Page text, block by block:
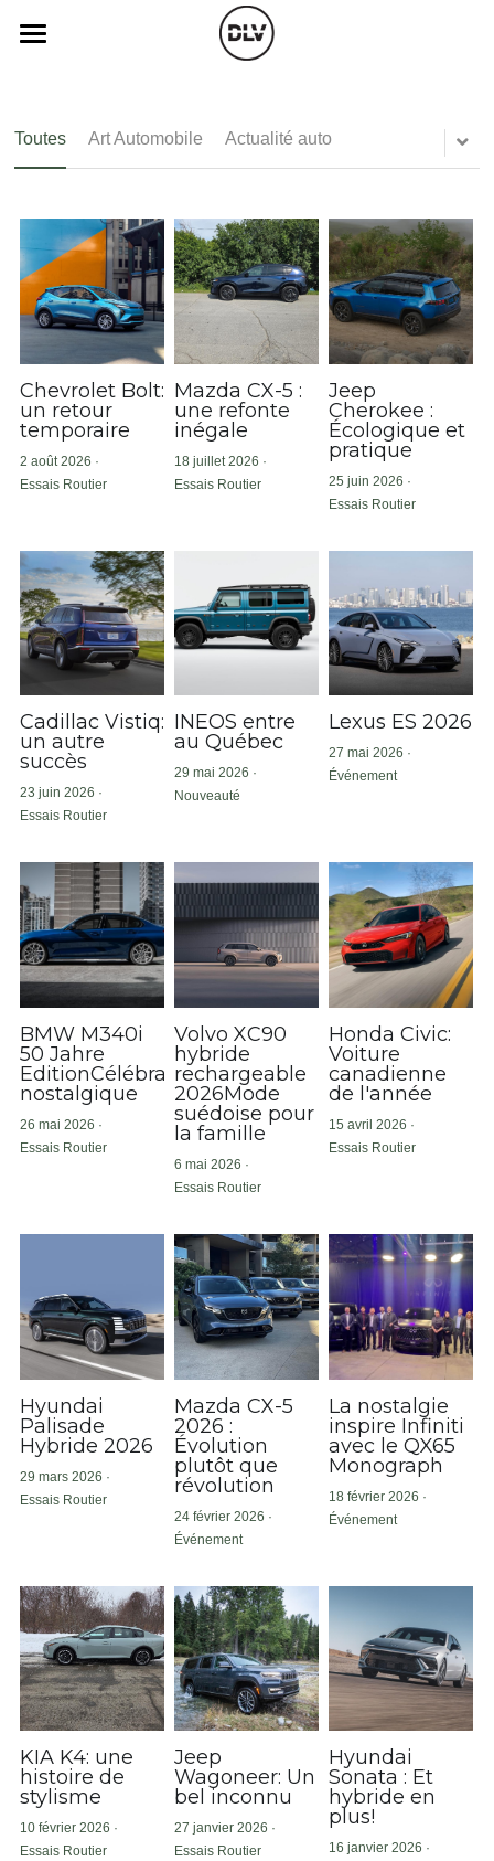
Histoire de chars
Art Automobile
Essais Routier
Opinion
Radio FM
Télé RDS
Simulateur
Assurance
Rechercher
SOUMISSION RAPIDE
ASSURANCE
Toutes Art Automobile Actualité auto
Chevrolet Bolt:
un retour
temporaire
2 août 2026 ·
Essais Routier
Mazda CX-5 :
une refonte
inégale
18 juillet 2026 ·
Essais Routier
Jeep
Cherokee :
Écologique et
pratique
25 juin 2026 ·
Essais Routier
Cadillac Vistiq:
un autre
succès
23 juin 2026 ·
Essais Routier
INEOS entre
au Québec
29 mai 2026 ·
Nouveauté
Lexus ES 2026
27 mai 2026 ·
Événement
BMW M340i
50 Jahre
EditionCélébration
nostalgique
26 mai 2026 ·
Essais Routier
Volvo XC90
hybride
rechargeable
2026Mode
suédoise pour
la famille
6 mai 2026 ·
Essais Routier
Honda Civic:
Voiture
canadienne
de l'année
15 avril 2026 ·
Essais Routier
Hyundai
Palisade
Hybride 2026
29 mars 2026 ·
Essais Routier
Mazda CX-5
2026 :
Évolution
plutôt que
révolution
24 février 2026 ·
Événement
La nostalgie
inspire Infiniti
avec le QX65
Monograph
18 février 2026 ·
Événement
KIA K4: une
histoire de
stylisme
10 février 2026 ·
Essais Routier
Jeep
Wagoneer: Un
bel inconnu
27 janvier 2026 ·
Essais Routier
Hyundai
Sonata : Et
hybride en
plus!
16 janvier 2026 ·
LES CATÉGORIES DE LA BOUTIQUE
CATÉGORIES DE BLOG
Opinion
Essais Routier
Insolite
Radio
Cinéparc
Histoire de chars
autopsy
Art Automobile